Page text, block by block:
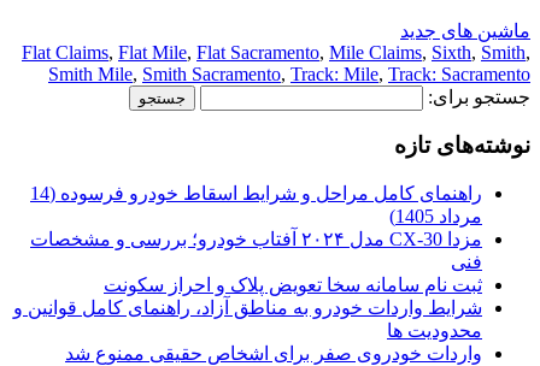
ماشین های جدید
Flat Claims, Flat Mile, Flat Sacramento, Mile Claims, Sixth, Smith,
Smith Mile, Smith Sacramento, Track: Mile, Track: Sacramento
جستجو برای:
نوشته‌های تازه
راهنمای کامل مراحل و شرایط اسقاط خودرو فرسوده (14
مرداد 1405)
مزدا CX-30 مدل ۲۰۲۴ آفتاب خودرو؛ بررسی و مشخصات
فنی
ثبت نام سامانه سخا تعویض پلاک و احراز سکونت
شرایط واردات خودرو به مناطق آزاد، راهنمای کامل قوانین و
محدودیت ها
واردات خودروی صفر برای اشخاص حقیقی ممنوع شد